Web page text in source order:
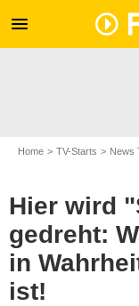
menu
Home TV-Starts News
Hier wird
gedreht:
in
ist!